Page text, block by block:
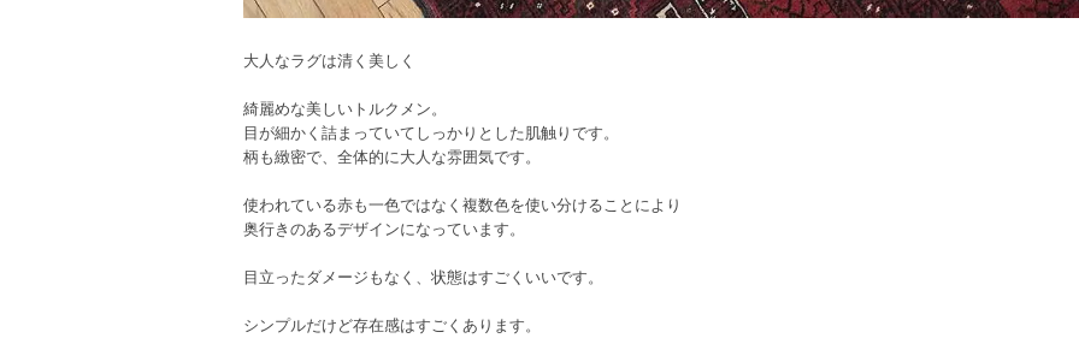
大人なラグは清く美しく
綺麗めな美しいトルクメン。
目が細かく詰まっていてしっかりとした肌触りです。
柄も緻密で、全体的に大人な雰囲気です。
使われている赤も一色ではなく複数色を使い分けることにより
奥行きのあるデザインになっています。
目立ったダメージもなく、状態はすごくいいです。
シンプルだけど存在感はすごくあります。